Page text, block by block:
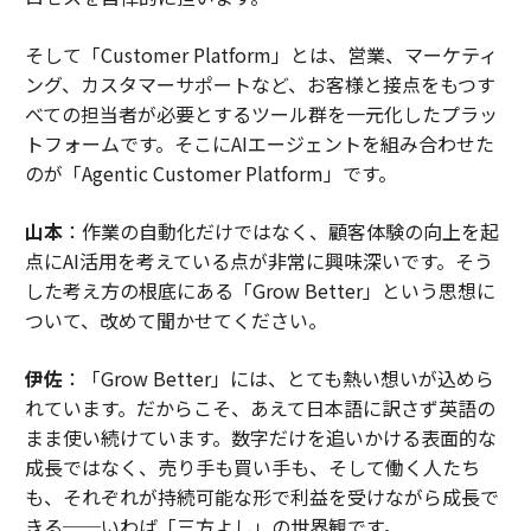
そして「Customer Platform」とは、営業、マーケティ
ング、カスタマーサポートなど、お客様と接点をもつす
べての担当者が必要とするツール群を一元化したプラッ
トフォームです。そこにAIエージェントを組み合わせた
のが「Agentic Customer Platform」です。
山本：作業の自動化だけではなく、顧客体験の向上を起
点にAI活用を考えている点が非常に興味深いです。そう
した考え方の根底にある「Grow Better」という思想に
ついて、改めて聞かせてください。
伊佐：「Grow Better」には、とても熱い想いが込めら
れています。だからこそ、あえて日本語に訳さず英語の
まま使い続けています。数字だけを追いかける表面的な
成長ではなく、売り手も買い手も、そして働く人たち
も、それぞれが持続可能な形で利益を受けながら成長で